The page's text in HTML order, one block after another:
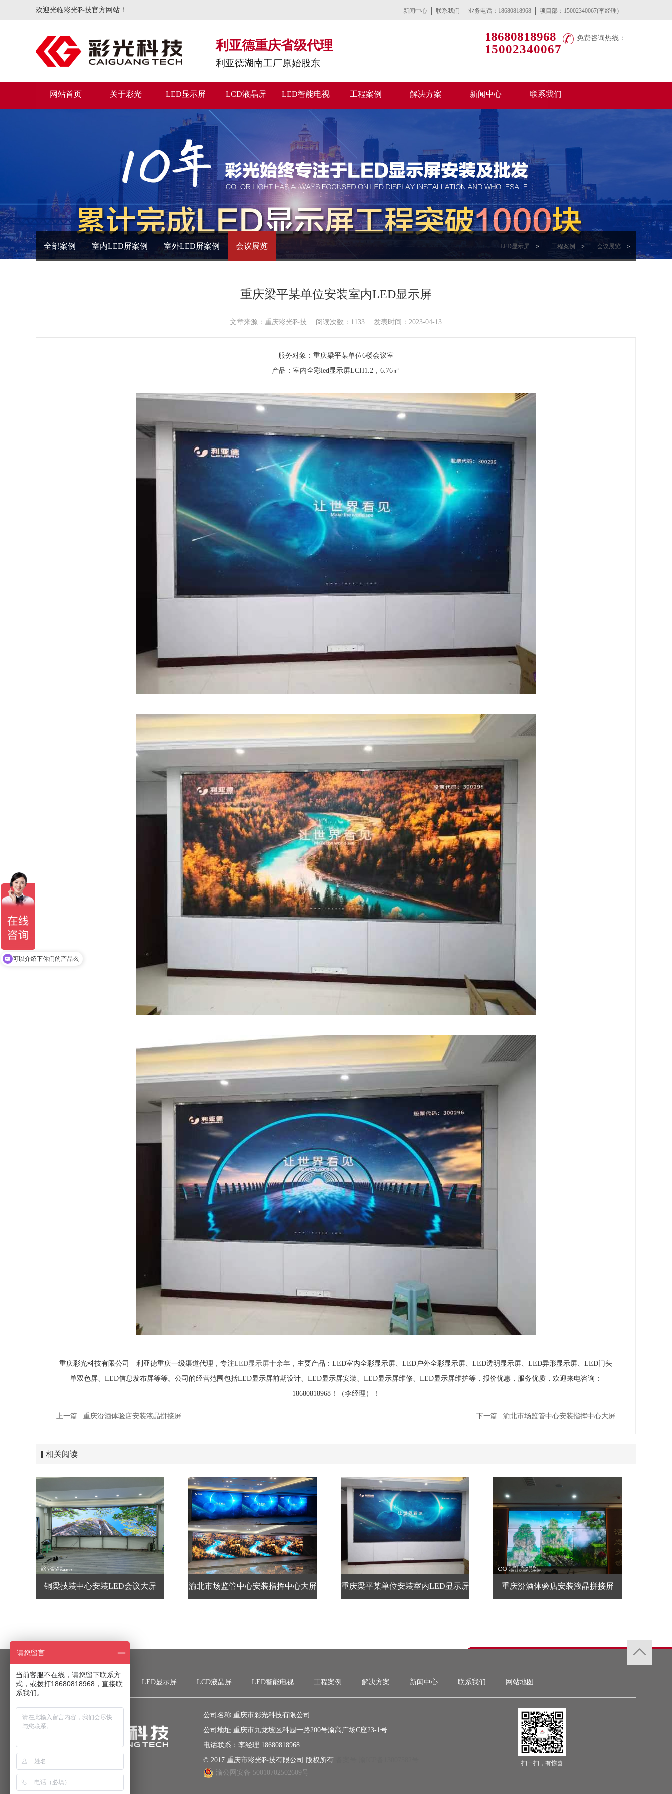
欢迎光临彩光科技官方网站！ 新闻中心 联系我们 业务电话：18680818968 项目部：15002340067(李经理)
利亚德重庆省级代理
利亚德湖南工厂原始股东
免费咨询热线：
18680818968
15002340067
网站首页 关于彩光 LED显示屏 LCD液晶屏 LED智能电视 工程案例 解决方案 新闻中心 联系我们
全部案例 室内LED屏案例 室外LED屏案例 会议展览 LED显示屏 > 工程案例 > 会议展览
重庆梁平某单位安装室内LED显示屏
文章来源：重庆彩光科技 阅读次数： 1133 发表时间：2023-04-13
服务对象：重庆梁平某单位6楼会议室
产品：室内全彩led显示屏LCH1.2，6.76㎡
重庆彩光科技有限公司—利亚德重庆一级渠道代理，专注LED显示屏十余年，主要产品：LED室内全彩显示屏、LED户外全彩显示屏、LED透明显示屏、LED异形显示屏、LED门头
单双色屏、LED信息发布屏等等。公司的经营范围包括LED显示屏前期设计、LED显示屏安装、LED显示屏维修、LED显示屏维护等，报价优惠，服务优质，欢迎来电咨询：
18680818968！（李经理）！
上一篇 : 重庆汾酒体验店安装液晶拼接屏 下一篇 : 渝北市场监管中心安装指挥中心大屏
相关阅读
铜梁技装中心安装LED会议大屏 渝北市场监管中心安装指挥中心大屏 重庆梁平某单位安装室内LED显示屏 重庆汾酒体验店安装液晶拼接屏
网站首页 关于彩光 LED显示屏 LCD液晶屏 LED智能电视 工程案例 解决方案 新闻中心 联系我们 网站地图
公司名称:重庆市彩光科技有限公司
公司地址:重庆市九龙坡区科园一路200号渝高广场C座23-1号
电话联系：李经理 18680818968
© 2017 重庆市彩光科技有限公司 版权所有
渝公网安备 50010702502609号
扫一扫，有惊喜
可以介绍下你们的产品么
你们是怎么收费的呢
请您留言
当前客服不在线，请您留下联系方
式，或拨打18680818968，直接联
系我们。